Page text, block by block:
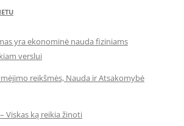
yra ekonominė nauda fiziniams
verslui
reikšmės, Nauda ir Atsakomybė
Viskas ką reikia žinoti